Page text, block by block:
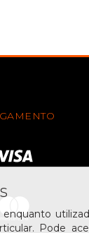
Pode